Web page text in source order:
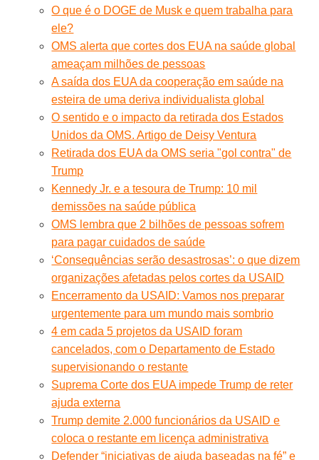
O que é o DOGE de Musk e quem trabalha para
ele?
OMS alerta que cortes dos EUA na saúde global
ameaçam milhões de pessoas
A saída dos EUA da cooperação em saúde na
esteira de uma deriva individualista global
O sentido e o impacto da retirada dos Estados
Unidos da OMS. Artigo de Deisy Ventura
Retirada dos EUA da OMS seria "gol contra" de
Trump
Kennedy Jr. e a tesoura de Trump: 10 mil
demissões na saúde pública
OMS lembra que 2 bilhões de pessoas sofrem
para pagar cuidados de saúde
‘Consequências serão desastrosas’: o que dizem
organizações afetadas pelos cortes da USAID
Encerramento da USAID: Vamos nos preparar
urgentemente para um mundo mais sombrio
4 em cada 5 projetos da USAID foram
cancelados, com o Departamento de Estado
supervisionando o restante
Suprema Corte dos EUA impede Trump de reter
ajuda externa
Trump demite 2.000 funcionários da USAID e
coloca o restante em licença administrativa
Defender “iniciativas de ajuda baseadas na fé” e